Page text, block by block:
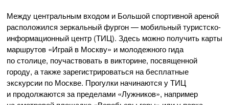
Между центральным входом и Большой спортивной ареной
расположился зеркальный фургон — мобильный туристско-
информационный центр (ТИЦ). Здесь можно получить карты
маршрутов «Играй в Москву» и молодежного гида
по столице, поучаствовать в викторине, посвященной
городу, а также зарегистрироваться на бесплатные
экскурсии по Москве. Прогулки начинаются у ТИЦ
и продолжаются за пределами «Лужников», например